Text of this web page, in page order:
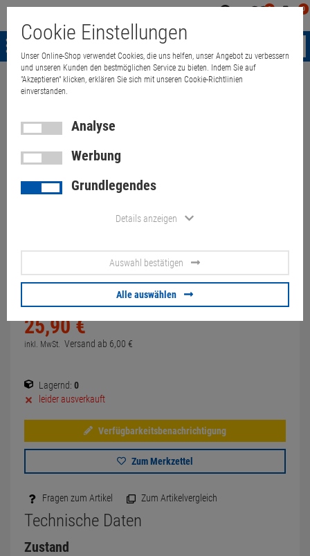
0 0
Menü
Weiter einkaufen
17" HP Pavilion DV9000 Core 2
Duo T5550 1,83GHz 2GB Cam
FB FP Teildefekt C-Ware
17 Zoll Breitbild (defekt), Wide XGA+ 1440 x 900 Pixel, nVidia Geforce
8400M GS 256Mb, Bluetooth, Tastaturlayout: norwegisch, Teile fehlen
25,90 €
inkl. MwSt. Versand ab 6,00 €
Lagernd: 0
leider ausverkauft
Verfügbarkeitsbenachrichtigung
Zum Merkzettel
Fragen zum Artikel Zum Artikelvergleich
Technische Daten
Zustand
Cookie Einstellungen
Unser Online-Shop verwendet Cookies, die uns helfen, unser Angebot zu verbessern
und unseren Kunden den bestmöglichen Service zu bieten. Indem Sie auf
"Akzeptieren" klicken, erklären Sie sich mit unseren Cookie-Richtlinien
einverstanden.
Analyse
Werbung
Grundlegendes
Details anzeigen
Auswahl bestätigen
Alle auswählen